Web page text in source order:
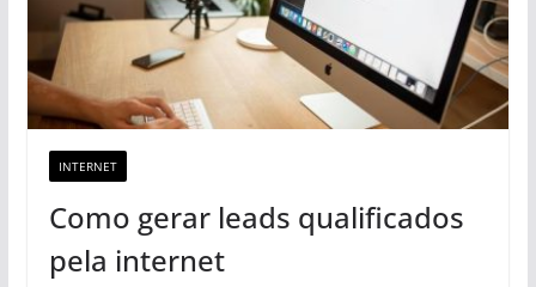
INTERNET
Como gerar leads qualificados
pela internet